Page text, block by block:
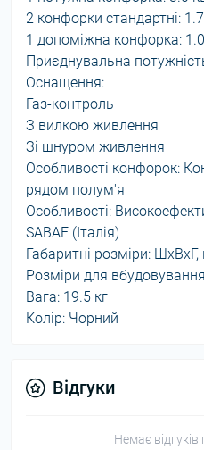
2 конфорки стандартні:
1 допоміжна конфорка:
Приєднувальна
Оснащення:
Газ-контроль
З вилкою живлення
Зі шнуром живлення
Особливості конфорок:
рядом полум'я
Особливості:
SABAF (Італія)
Габаритні розміри:
Розміри для
Вага: 19.5 кг
Колір: Чорний
Відгуки
Немає